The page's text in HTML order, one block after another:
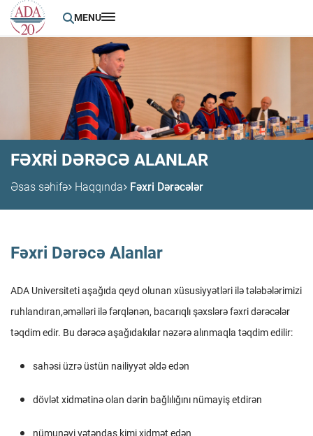
MENU
FƏXRI DƏRƏCƏ ALANLAR
Əsas səhifə Haqqında Fəxri Dərəcələr
Fəxri Dərəcə Alanlar
ADA Universiteti aşağıda qeyd olunan xüsusiyyətləri ilə tələbələrimizi
ruhlandıran,əməlləri ilə fərqlənən, bacarıqlı şəxslərə fəxri dərəcələr
təqdim edir. Bu dərəcə aşağıdakılar nəzərə alınmaqla təqdim edilir:
sahəsi üzrə üstün nailiyyət əldə edən
dövlət xidmətinə olan dərin bağlılığını nümayiş etdirən
nümunəvi vətəndaş kimi xidmət edən